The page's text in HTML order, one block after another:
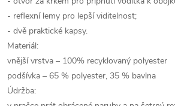
- reflexní lemy pro lepší viditelnost;
- dvě praktické kapsy.
Materiál:
vnější vrstva – 100% recyklovaný polyester
podšívka – 65 % polyester, 35 % bavlna
Údržba: